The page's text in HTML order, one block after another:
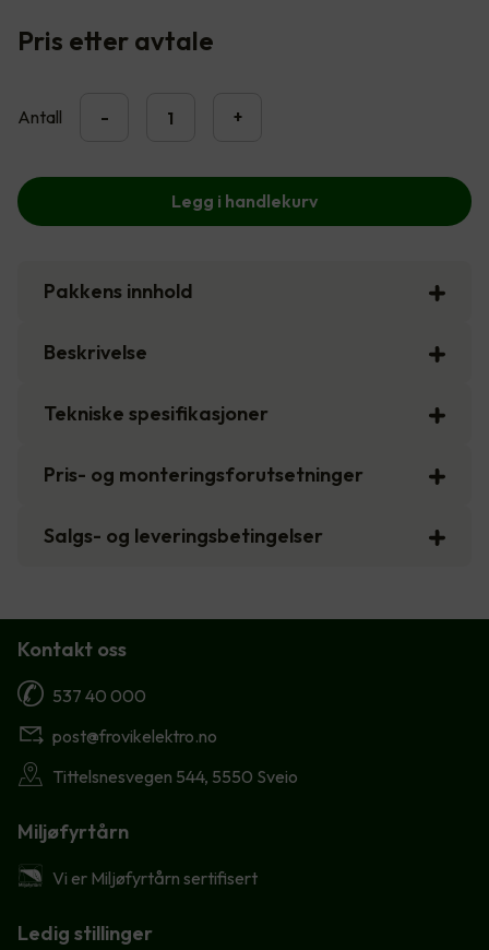
Pris etter avtale
Antall - +
Legg i handlekurv
Pakkens innhold
Beskrivelse
Tekniske spesifikasjoner
Pris- og monteringsforutsetninger
Salgs- og leveringsbetingelser
Kontakt oss
537 40 000
post@frovikelektro.no
Tittelsnesvegen 544, 5550 Sveio
Miljøfyrtårn
Vi er Miljøfyrtårn sertifisert
Ledig stillinger